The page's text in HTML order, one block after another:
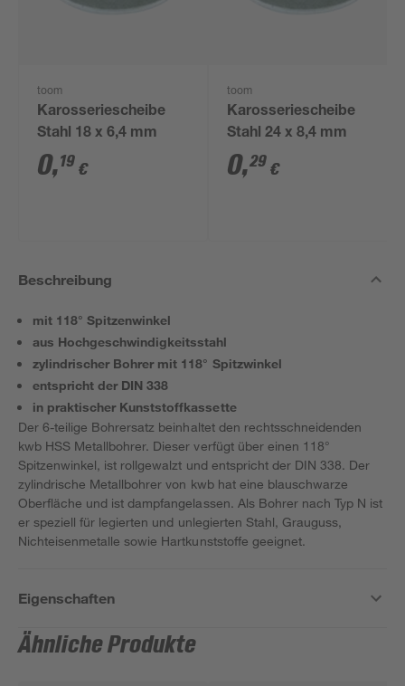
toom
Karosseriescheibe
Stahl 18 x 6,4 mm
0,19 €
toom
Karosseriescheibe
Stahl 24 x 8,4 mm
0,29 €
Beschreibung
mit 118° Spitzenwinkel
aus Hochgeschwindigkeitsstahl
zylindrischer Bohrer mit 118° Spitzwinkel
entspricht der DIN 338
in praktischer Kunststoffkassette
Der 6-teilige Bohrersatz beinhaltet den rechtsschneidenden
kwb HSS Metallbohrer. Dieser verfügt über einen 118°
Spitzenwinkel, ist rollgewalzt und entspricht der DIN 338. Der
zylindrische Metallbohrer von kwb hat eine blauschwarze
Oberfläche und ist dampfangelassen. Als Bohrer nach Typ N ist
er speziell für legierten und unlegierten Stahl, Grauguss,
Nichteisenmetalle sowie Hartkunststoffe geeignet.
Eigenschaften
Ähnliche Produkte